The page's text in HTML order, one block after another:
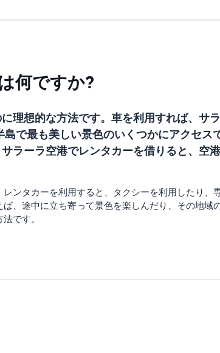
何ですか?
理想的な方法です。車を利用すれば、サ
で最も美しい景色のいくつかにアクセ
ラーラ空港でレンタカーを借りると、空
ンタカーを利用すると、タクシーを利用したり、
、途中に立ち寄って景色を楽しんだり、その地
です。